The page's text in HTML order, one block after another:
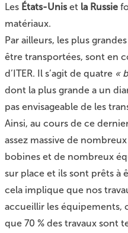
Les États-Uniset la Russie
matériaux.
Par ailleurs, les plus
être transportées, sont en
d’ITER. Il s’agit de quatre «
dont la plus grande a un
pas envisageable de les
Ainsi, au cours de ce
assez massive de
bobines et de nombreux
sur place et ils sont prêts à
cela implique que nos
accueillir les équipements,
que 70 % des travaux sont